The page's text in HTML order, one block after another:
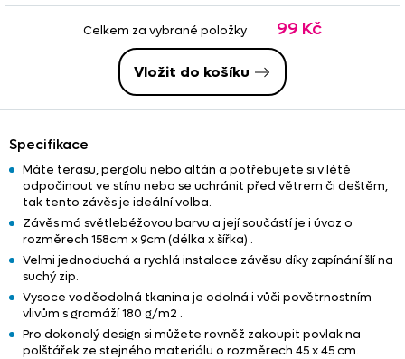
Celkem za vybrané položky 99 Kč
Vložit do košíku
Specifikace
Máte terasu, pergolu nebo altán a potřebujete si v létě
odpočinout ve stínu nebo se uchránit před větrem či deštěm,
tak tento závěs je ideální volba.
Závěs má světlebéžovou barvu a její součástí je i úvaz o
rozměrech 158cm x 9cm (délka x šířka) .
Velmi jednoduchá a rychlá instalace závěsu díky zapínání šlí na
suchý zip.
Vysoce voděodolná tkanina je odolná i vůči povětrnostním
vlivům s gramáží 180 g/m2 .
Pro dokonalý design si můžete rovněž zakoupit povlak na
polštářek ze stejného materiálu o rozměrech 45 x 45 cm.